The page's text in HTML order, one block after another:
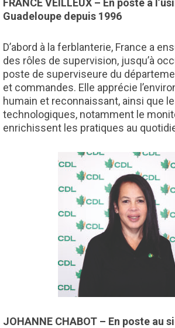
FRANCE VEILLEUX – En poste à
Guadeloupe depuis 1996
D’abord à la ferblanterie, France a
des rôles de supervision, jusqu’à
poste de superviseure du
et commandes. Elle apprécie
humain et reconnaissant, ainsi que
technologiques, notamment le
enrichissent les pratiques au
JOHANNE CHABOT – En poste au